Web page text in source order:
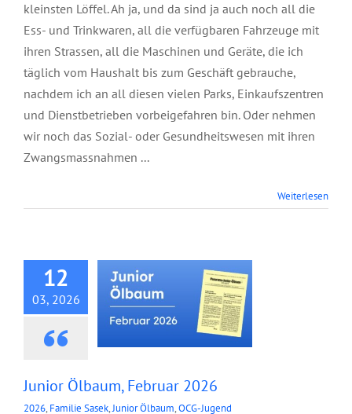
kleinsten Löffel. Ah ja, und da sind ja auch noch all die
Ess- und Trinkwaren, all die verfügbaren Fahrzeuge mit
ihren Strassen, all die Maschinen und Geräte, die ich
täglich vom Haushalt bis zum Geschäft gebrauche,
nachdem ich an all diesen vielen Parks, Einkaufszentren
und Dienstbetrieben vorbeigefahren bin. Oder nehmen
wir noch das Sozial- oder Gesundheitswesen mit ihren
Zwangsmassnahmen ...
Weiterlesen
12
03, 2026
Junior Ölbaum,
Junior Ölbaum, Februar 2026
2026, Familie Sasek,Junior Ölbaum,OCG-Jugend